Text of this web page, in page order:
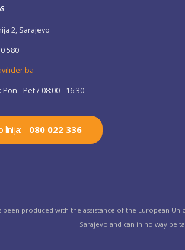
2, Sarajevo
580
Pon - Pet / 08:00 - 16:30
linija: 080 022 336
been produced with the assistance of the European
Sarajevo and can in no way be